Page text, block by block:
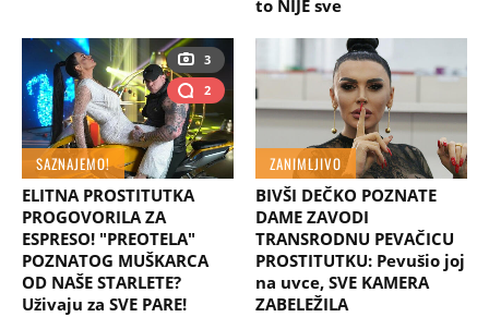
to NIJE sve
3
2
SAZNAJEMO!
ELITNA PROSTITUTKA
PROGOVORILA ZA
ESPRESO! "PREOTELA"
POZNATOG MUŠKARCA
OD NAŠE STARLETE?
Uživaju za SVE PARE!
ZANIMLJIVO
BIVŠI DEČKO POZNATE
DAME ZAVODI
TRANSRODNU PEVAČICU
PROSTITUTKU: Pevušio joj
na uvce, SVE KAMERA
ZABELEŽILA